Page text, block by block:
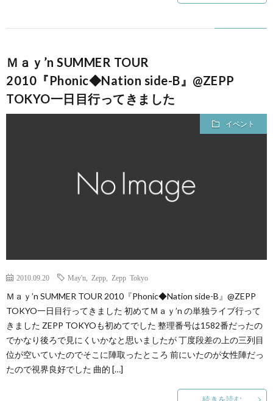
Ｍａｙ’n SUMMER TOUR
2010『Phonic◆Nation side-B』@ZEPP
TOKYO一日目行ってきました
イベント
2010.09.20 May'n Zepp Zepp Tokyo
Ｍａｙ’n SUMMER TOUR 2010『Phonic◆Nation side-B』@ZEPP
TOKYO一日目行ってきました 初めてＭａｙ’n の単独ライブ行って
きました ZEPP TOKYOも初めてでした 整理番号は1582番だったの
でかなり後ろで見にくいかなと思いましたが 丁度段差の上の三列目
位が空いていたのでそこに陣取ったところ 前にいたのが女性陣だっ
たので視界良好でした 曲的 […]